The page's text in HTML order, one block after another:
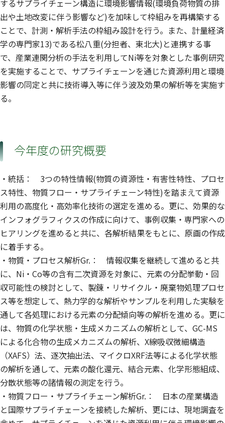
するサプライチェーン構造に環境影響情報(環境負荷物質の排
出や土地改変に伴う影響など)を加味して枠組みを再構築する
ことで、計測・解析手法の枠組み設計を行う。また、計量経済
学の専門家13)である松八重(分担者、東北大)と連携する事
で、産業連関分析の手法を利用してNi等を対象とした事例研究
を実施することで、サプライチェーンを通じた資源利用と環境
影響の同定と共に技術導入等に伴う波及効果の解析等を実施す
る。
今年度の研究概要
・統括： 3つの特性情報(物質の資源性・有害性特性、プロセ
ス特性、物質フロー・サプライチェーン特性)を踏まえて資源
利用の高度化・高効率化技術の選定を進める。更に、効果的な
インフォグラフィクスの作成に向けて、事例収集・専門家への
ヒアリングを進めると共に、各解析結果をもとに、原画の作成
に着手する。
・物質・プロセス解析Gr.： 情報収集を継続して進めると共
に、Ni・Co等の含有二次資源を対象に、元素の分配挙動・回
収可能性の検討として、製錬・リサイクル・廃棄物処理プロセ
ス等を想定して、熱力学的な解析やサンプルを利用した実験を
通して各処理における元素の分配傾向等の解析を進める。更に
は、物質の化学状態・生成メカニズムの解析として、GC-MS
による化合物の生成メカニズムの解析、X線吸収微細構造
（XAFS）法、逐次抽出法、マイクロXRF法等による化学状態
の解析を通して、元素の酸化還元、結合元素、化学形態組成、
分散状態等の諸情報の測定を行う。
・物質フロー・サプライチェーン解析Gr.： 日本の産業構造
と国際サプライチェーンを接続した解析、更には、現地調査を